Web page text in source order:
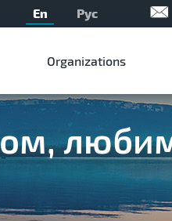
En Рус
Organizations